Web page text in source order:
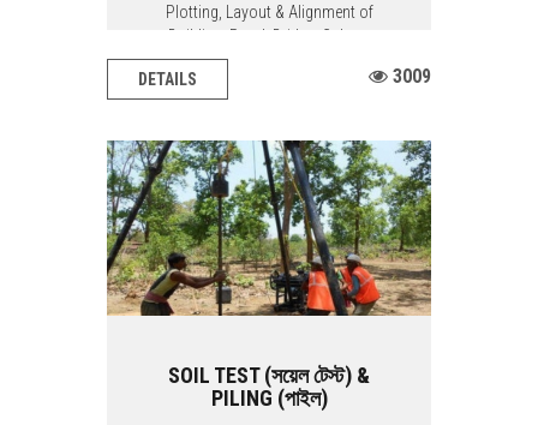
Plotting, Layout & Alignment of
Building, Road, Bridge, Culvert,
Embankment,...
DETAILS
3009
SOIL TEST (সয়েল টেস্ট) &
PILING (পাইল)